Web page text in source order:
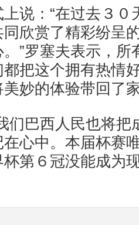
：“在过去３０
欣赏了精彩纷呈
”罗塞夫表示，所
把这个拥有热情
妙的体验带回了
巴西人民也将把
心中。本届杯赛
第６冠没能成为